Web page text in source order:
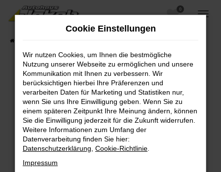
Zum
Hauptinhalt
0
Fehler: Network Error
Beim Laden ist ein Fehler aufgetreten.
Hier sind ein paar Tipps, die dir helfen können:
Überprüfe deine Firewall und deine
Internetverbindung.
Laden andere Webseiten, zum Beispiel deine
Suchmaschine?
Cookie Einstellungen
Wir nutzen Cookies, um Ihnen die bestmögliche
Nutzung unserer Webseite zu ermöglichen und unsere
Kommunikation mit Ihnen zu verbessern. Wir
berücksichtigen hierbei Ihre Präferenzen und
verarbeiten Daten für Marketing und Statistiken nur,
wenn Sie uns Ihre Einwilligung geben. Wenn Sie zu
einem späteren Zeitpunkt Ihre Meinung ändern, können
Sie die Einwilligung jederzeit für die Zukunft widerrufen.
Weitere Informationen zum Umfang der
Datenverarbeitung finden Sie hier:
Datenschutzerklärung Cookie-Richtlinie
Impressum